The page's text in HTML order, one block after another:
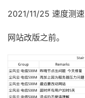
2021/11/25 速度测速
网站改版之前。